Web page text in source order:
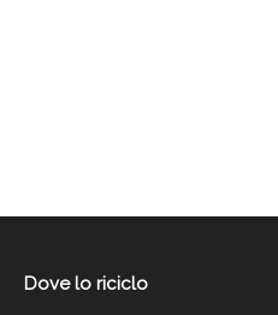
Dove lo riciclo